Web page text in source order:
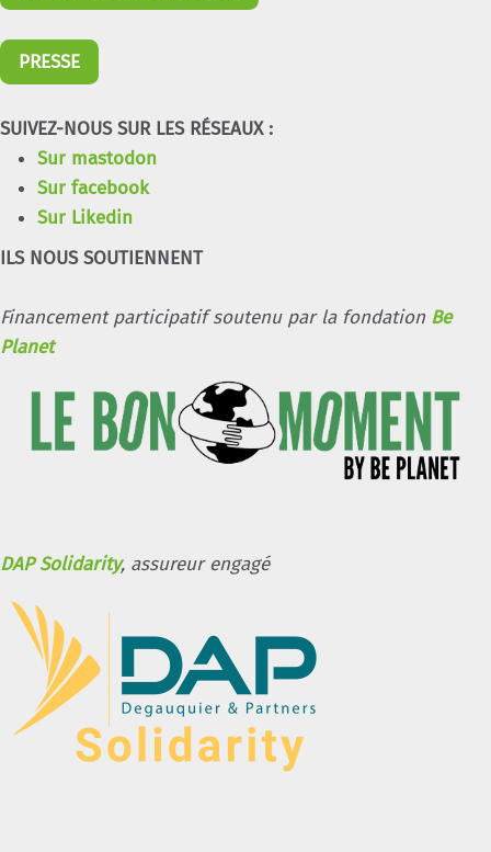
PRESSE
SUIVEZ-NOUS SUR LES RÉSEAUX :
Sur mastodon
Sur facebook
Sur Likedin
ILS NOUS SOUTIENNENT
Financement participatif soutenu par la fondation Be
Planet
DAP Solidarity, assureur engagé